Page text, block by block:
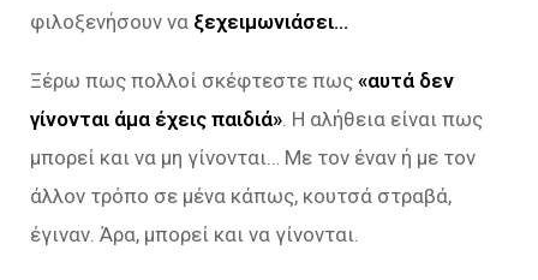
φιλοξενήσουν να ξεχειμωνιάσει…
Ξέρω πως πολλοί σκέφτεστε πως «αυτά δεν
γίνονται άμα έχεις παιδιά». Η αλήθεια είναι πως
μπορεί και να μη γίνονται… Με τον έναν ή με τον
άλλον τρόπο σε μένα κάπως, κουτσά στραβά,
έγιναν. Άρα, μπορεί και να γίνονται.